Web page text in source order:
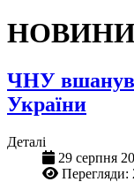
ЧНУ
України
Деталі
29 серпня
Перегляди: